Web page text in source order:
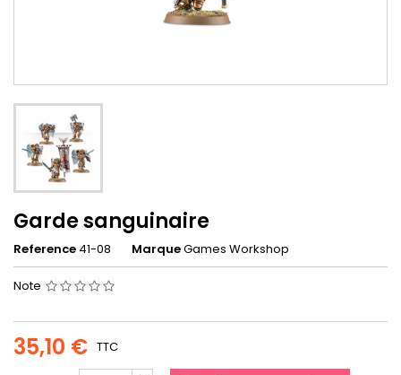
Garde sanguinaire
Reference 41-08 MarqueGames Workshop
Note
35,10 € TTC